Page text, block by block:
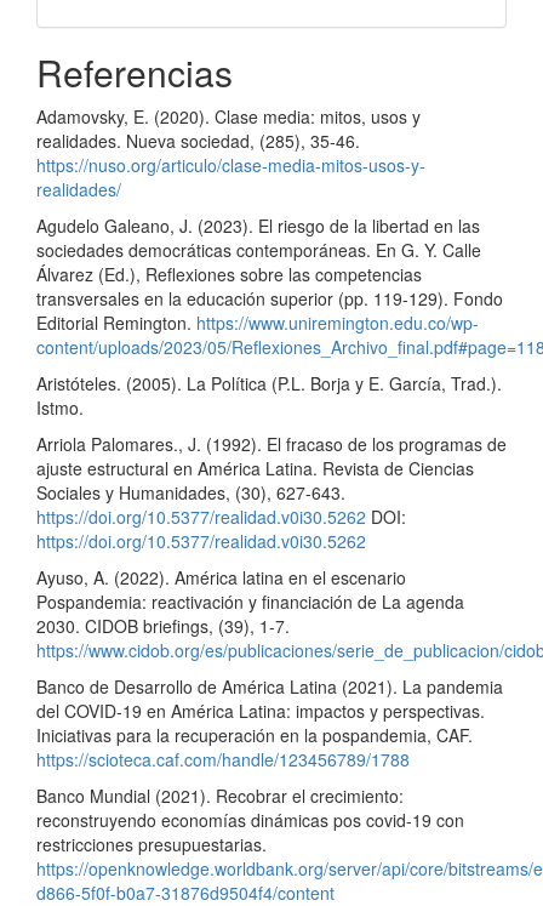
Referencias
Adamovsky, E. (2020). Clase media: mitos, usos y
realidades. Nueva sociedad, (285), 35-46.
https://nuso.org/articulo/clase-media-mitos-usos-y-
realidades/
Agudelo Galeano, J. (2023). El riesgo de la libertad en las
sociedades democráticas contemporáneas. En G. Y. Calle
Álvarez (Ed.), Reflexiones sobre las competencias
transversales en la educación superior (pp. 119-129). Fondo
Editorial Remington. https://www.uniremington.edu.co/wp-
content/uploads/2023/05/
Aristóteles. (2005). La Política (P.L. Borja y E. García, Trad.).
Istmo.
Arriola Palomares., J. (1992). El fracaso de los programas de
ajuste estructural en América Latina. Revista de Ciencias
Sociales y Humanidades, (30), 627-643.
https://doi.org/10.5377/realidad.v0i30.5262 DOI:
https://doi.org/10.5377/realidad.v0i30.5262
Ayuso, A. (2022). América latina en el escenario
Pospandemia: reactivación y financiación de La agenda
2030. CIDOB briefings, (39), 1-7.
https://www.cidob.org/es/publicaciones/serie_de_publicacion/
Banco de Desarrollo de América Latina (2021). La pandemia
del COVID-19 en América Latina: impactos y perspectivas.
Iniciativas para la recuperación en la pospandemia, CAF.
https://scioteca.caf.com/handle/123456789/1788
Banco Mundial (2021). Recobrar el crecimiento:
reconstruyendo economías dinámicas pos covid-19 con
restricciones presupuestarias.
https://openknowledge.worldbank.org/server/api/core/bitstreams/
d866-5f0f-b0a7-31876d9504f4/content